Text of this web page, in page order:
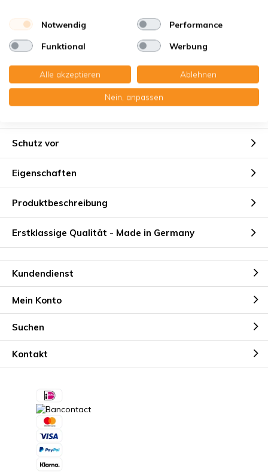
Sie erhalten
2x Drahtrahmenfilter 240x310x5 mm. G3
Schutz vor
Eigenschaften
Produktbeschreibung
Erstklassige Qualität - Made in Germany
Kundendienst
Mein Konto
Suchen
Kontakt
Notwendig Performance
Funktional Werbung
Alle akzeptieren Ablehnen
Nein, anpassen